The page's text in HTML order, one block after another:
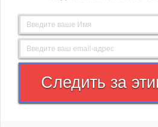
Блог
Контакты